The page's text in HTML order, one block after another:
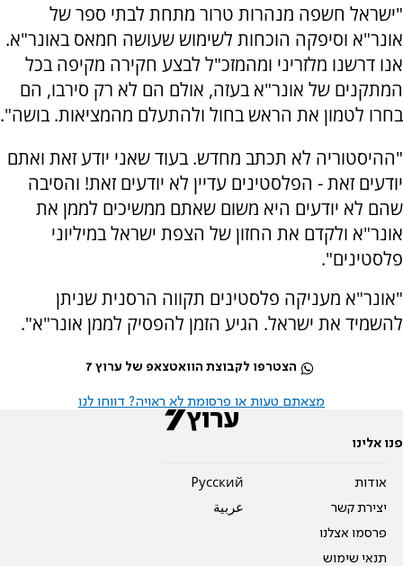
"ישראל חשפה מנהרות טרור מתחת לבתי ספר של
אונר"א וסיפקה הוכחות לשימוש שעושה חמאס באונר"א.
אנו דרשנו מלזריני ומהמזכ"ל לבצע חקירה מקיפה בכל
המתקנים של אונר"א בעזה, אולם הם לא רק סירבו, הם
בחרו לטמון את הראש בחול ולהתעלם מהמציאות. בושה".
"ההיסטוריה לא תכתב מחדש. בעוד שאני יודע זאת ואתם
יודעים זאת - הפלסטינים עדיין לא יודעים זאת! והסיבה
שהם לא יודעים היא משום שאתם ממשיכים לממן את
אונר"א ולקדם את החזון של הצפת ישראל במיליוני
פלסטינים".
"אונר"א מעניקה פלסטינים תקווה הרסנית שניתן
להשמיד את ישראל. הגיע הזמן להפסיק לממן אונר"א".
הצטרפו לקבוצת הוואטצאפ של ערוץ 7
מצאתם טעות או פרסומת לא ראויה? דווחו לנו
פנו אלינו
אודות
יצירת קשר
פרסמו אצלנו
תנאי שימוש
Pусский
عربية